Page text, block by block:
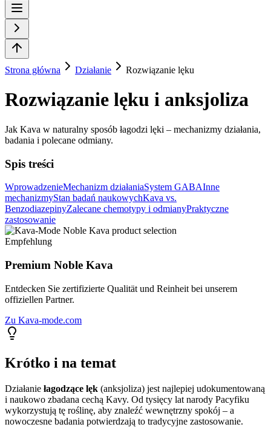
Strona główna Działanie Rozwiązanie lęku
Rozwiązanie lęku i anksjoliza
Jak Kava w naturalny sposób łagodzi lęki – mechanizmy działania,
badania i polecane odmiany.
Spis treści
WprowadzenieMechanizm działaniaSystem GABAInne
mechanizmyStan badań naukowychKava vs.
BenzodiazepinyZalecane chemotypy i odmianyPraktyczne
zastosowanie
Empfehlung
Premium Noble Kava
Entdecken Sie zertifizierte Qualität und Reinheit bei unserem
offiziellen Partner.
Zu Kava-mode.com
Krótko i na temat
Działanie łagodzące lęk (anksjoliza) jest najlepiej udokumentowaną
i naukowo zbadana cechą Kavy. Od tysięcy lat narody Pacyfiku
wykorzystują tę roślinę, aby znaleźć wewnętrzny spokój – a
nowoczesne badania potwierdzają to tradycyjne zastosowanie.